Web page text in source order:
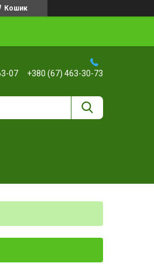
Кошик
07 +380 (67) 463-30-73